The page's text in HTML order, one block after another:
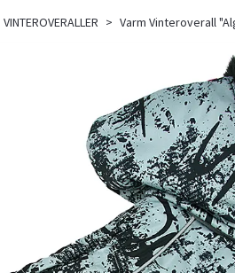
VINTEROVERALLER Varm Vinteroverall